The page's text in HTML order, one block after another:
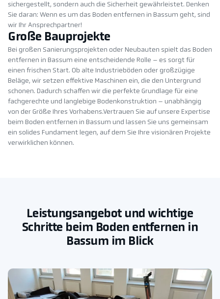
sichergestellt, sondern auch die Sicherheit gewährleistet. Denken
Sie daran: Wenn es um das Boden entfernen in Bassum geht, sind
wir Ihr Ansprechpartner!
Große Bauprojekte
Bei großen Sanierungsprojekten oder Neubauten spielt das Boden
entfernen in Bassum eine entscheidende Rolle – es sorgt für
einen frischen Start. Ob alte Industrieböden oder großzügige
Beläge, wir setzen effektive Maschinen ein, die den Untergrund
schonen. Dadurch schaffen wir die perfekte Grundlage für eine
fachgerechte und langlebige Bodenkonstruktion – unabhängig
von der Größe Ihres Vorhabens.Vertrauen Sie auf unsere Expertise
beim Boden entfernen in Bassum und lassen Sie uns gemeinsam
ein solides Fundament legen, auf dem Sie Ihre visionären Projekte
verwirklichen können.
Leistungsangebot und wichtige
Schritte beim Boden entfernen in
Bassum im Blick